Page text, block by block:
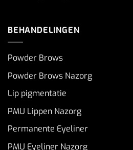
BEHANDELINGEN
Powder Brows
Powder Brows Nazorg
Lip pigmentatie
PMU Lippen Nazorg
Permanente Eyeliner
PMU Eyeliner Nazorg